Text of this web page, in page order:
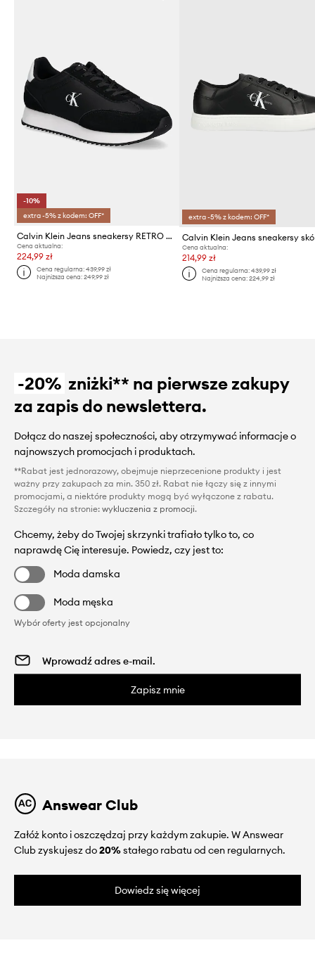
-10%
extra -5% z kodem: OFF*
Calvin Klein Jeans sneakersy RETRO RUNNER LACE UP NY-SU
Cena aktualna:
224,99 zł
Cena regularna:439,99 zł
Najniższa cena:249,99 zł
extra -5% z kodem: OFF*
Cena aktualna:
214,99 zł
Cena regularna: 439,99 zł
Najniższa cena: 224,99 zł
-20% zniżki** na pierwsze zakupy
za zapis do newslettera.
Dołącz do naszej społeczności, aby otrzymywać informacje o
najnowszych promocjach i produktach.
**Rabat jest jednorazowy, obejmuje nieprzecenione produkty i jest
ważny przy zakupach za min. 350 zł. Rabat nie łączy się z innymi
promocjami, a niektóre produkty mogą być wyłączone z rabatu.
Szczegóły na stronie: wykluczenia z promocji.
Chcemy, żeby do Twojej skrzynki trafiało tylko to, co
naprawdę Cię interesuje. Powiedz, czy jest to:
Moda damska
Moda męska
Wybór oferty jest opcjonalny
Zapisz mnie
Answear Club
Załóż konto i oszczędzaj przy każdym zakupie. W Answear
Club zyskujesz do20%stałego rabatu od cen regularnych.
Dowiedz się więcej